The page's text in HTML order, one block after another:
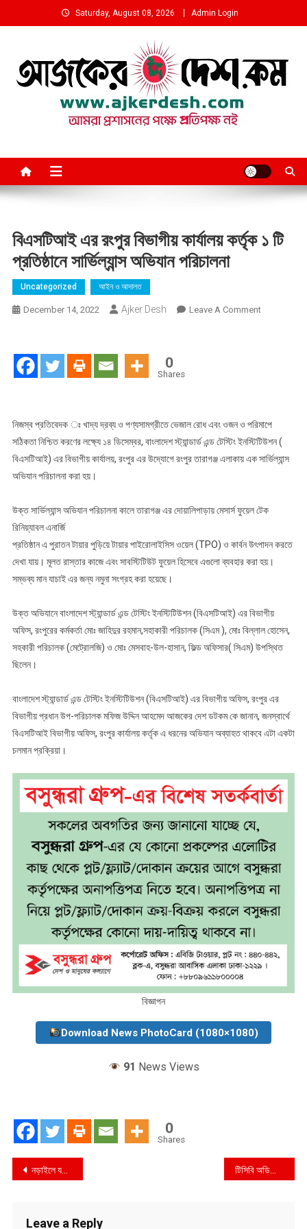
to
Saturday, August 08, 2026 Admin Login
বিএসটিআই এর রংপুর বিভাগীয় কার্যালয় কর্তৃক ১ টি
প্রতিষ্ঠানে সার্ভিল্যান্স অভিযান পরিচালনা
Uncategorized আইন ও আদালত
December 14, 2022 Ajker Desh Leave A CommentOn
১
টি
সার্ভিল্যান্স
0
Shares
নিজস্ব প্রতিবেদক ঃ খাদ্য দ্রব্য ও পণ্যসামগ্রীতে ভেজাল রোধ এবং ওজন ও পরিমাপে
সঠিকতা নিশ্চিত করণের লক্ষ্যে ১৪ ডিসেম্বর, বাংলাদেশ স্ট্যান্ডার্ড এন্ড টেস্টিং ইনস্টিটিউশন (
বিএসটিআই) এর বিভাগীয় কার্যালয়, রংপুর এর উদ্যোগে রংপুর তারাগঞ্জ এলাকায় এক সার্ভিল্যান্স
অভিযান পরিচালনা করা হয়।
উক্ত সার্ভিল্যান্স অভিযান পরিচালনা কালে তারাগঞ্জ এর দোয়ালিপাড়ায় মেসার্স ফুয়েল টেক
রিনিয়্যাবল এনার্জি
প্রতিষ্ঠান এ পুরাতন টায়ার পুড়িয়ে টায়ার পাইরোলাইসিস ওয়েল (TPO) ও কার্বন উৎপাদন করতে
দেখা যায়। মূলত রাস্তার কাজে এবং সাবস্টিটিউট ফুয়েল হিসেবে এগুলো ব্যবহার করা হয়।
সম্ভব্য মান যাচাই এর জন্য নমুনা সংগ্রহ করা হয়েছে।
উক্ত অভিযানে বাংলাদেশ স্ট্যান্ডার্ড এন্ড টেস্টিং ইনস্টিটিউশন (বিএসটিআই) এর বিভাগীয়
অফিস, রংপুরের কর্মকর্তা মোঃ জাহিদুর রহমান,সহাকারী পরিচালক (সিএম ), মোঃ বিল্লাল হোসেন,
সহকারী পরিচালক (মেট্রোলজি) ও মোঃ মেসবাহ-উল-হাসান, ফিল্ড অফিসার( সিএম) উপস্থিত
ছিলেন।
বাংলাদেশ স্ট্যান্ডার্ড এন্ড টেস্টিং ইনস্টিটিউশন (বিএসটিআই) এর বিভাগীয় অফিস, রংপুর এর
বিভাগীয় প্রধান উপ-পরিচালক মফিজ উদ্দিন আহমেদ আজকের দেশ ডটকম কে জানান, জনস্বার্থে
বিএসটিআই বিভাগীয় অফিস, রংপুর কার্যালয় কর্তৃক এ ধরনের অভিযান অব্যাহত থাকবে এটা একটা
চলমান প্রক্রিয়া।
বিজ্ঞাপন
Download News PhotoCard (1080×1080)
91 News Views
0
Shares
Post
নড়াইলে যথাজগ্য মর্যাদায় শহীদ বুদ্ধিজীবী দিবস পালিত টিসিবি অডিটোরিয়ামে জেলা- উপজেলা প্রতিনিধি সম্মেলন এবং ভোক্তা-অধিকার শক্তিশালীকরণ বিষয়ক সেমিনার অনুষ্ঠিত
Leave a Reply